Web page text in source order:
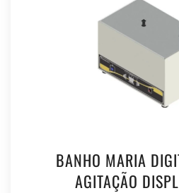
BANHO MARIA
AGITAÇÃO